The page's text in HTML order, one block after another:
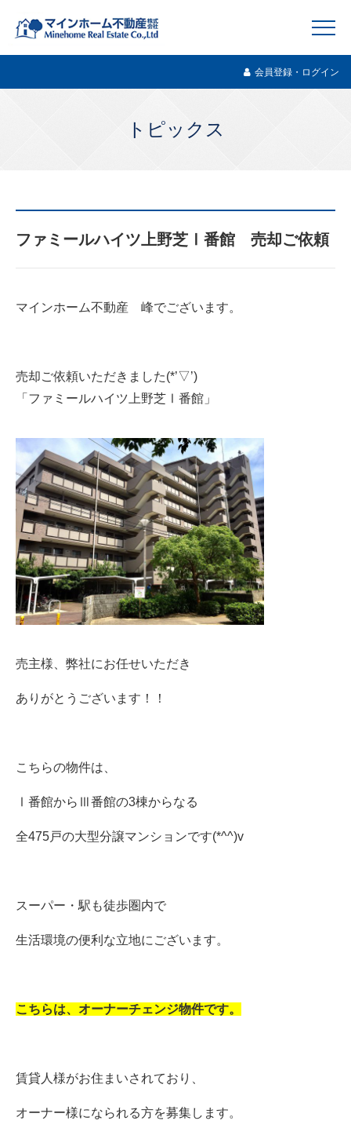
会員登録・ログイン
トピックス
ファミールハイツ上野芝Ⅰ番館 売却ご依頼
マインホーム不動産 峰でございます。
売却ご依頼いただきました(*’▽’)
「ファミールハイツ上野芝Ⅰ番館」
売主様、弊社にお任せいただき
ありがとうございます！！
こちらの物件は、
Ⅰ番館からⅢ番館の3棟からなる
全475戸の大型分譲マンションです(*^^)v
スーパー・駅も徒歩圏内で
生活環境の便利な立地にございます。
こちらは、オーナーチェンジ物件です。
賃貸人様がお住まいされており、
オーナー様になられる方を募集します。